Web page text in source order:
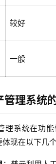
较好
一般
管理系统
理系统在功
现在以下几个